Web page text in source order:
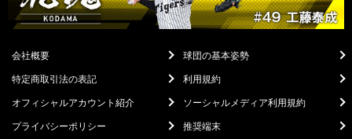
会社概要
球団の基本姿勢
特定商取引法の表記
利用規約
オフィシャルアカウント紹介
ソーシャルメディア利用規約
プライバシーポリシー
推奨端末